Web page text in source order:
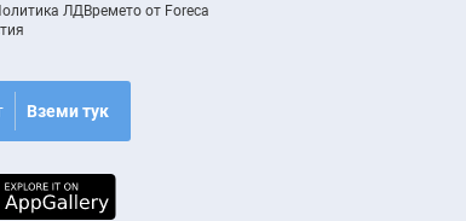
ЛДВремето от Foreca
Вземи тук